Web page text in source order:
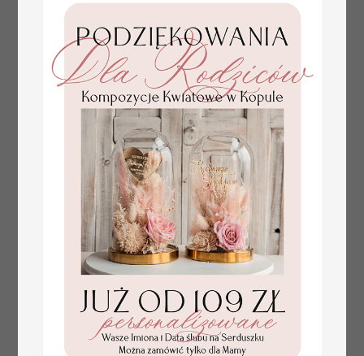
numerki na stół weselny
z tłoczonymi kwiatami,
eleganckie numerki na
stoły weselne, tłoczone
numerki na stół weselny,
dekoracja stołów
weselnych tłoczone
Promocja:
10 PLN/ 13.00 PLN